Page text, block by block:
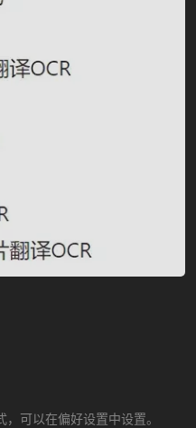
可以在偏好设置中设置。